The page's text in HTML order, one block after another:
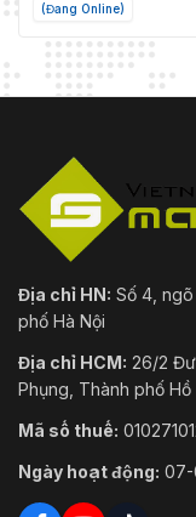
(Đang Online)
Địa chỉ HN: Số 4,
phố Hà Nội
Địa chỉ HCM: 26/2
Phụng, Thành phố Hồ
Mã số thuế:
Ngày hoạt động: